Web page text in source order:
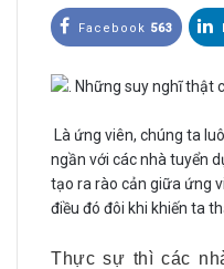
Facebook 563
Là ứng viên, chúng ta
ngần với các nhà tuyển
tạo ra rào cản giữa ứng
điều đó đôi khi khiến ta
Thực sự thì các